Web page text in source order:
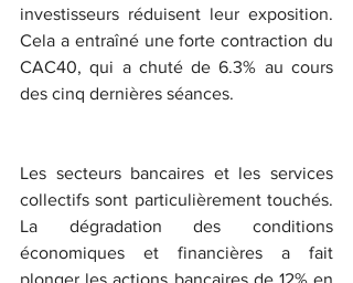
investisseurs réduisent leur exposition.
Cela a entraîné une forte contraction du
CAC40, qui a chuté de 6.3% au cours
des cinq dernières séances.
Les secteurs bancaires et les services
collectifs sont particulièrement touchés.
La dégradation des conditions
économiques et financières a fait